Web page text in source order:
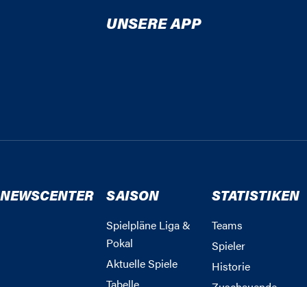
UNSERE APP
NEWSCENTER SAISON
Spielpläne Liga &
Pokal
Aktuelle Spiele
STATISTIKEN
Teams
Spieler
Historie